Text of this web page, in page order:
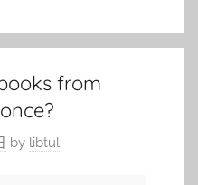
from
by libtul